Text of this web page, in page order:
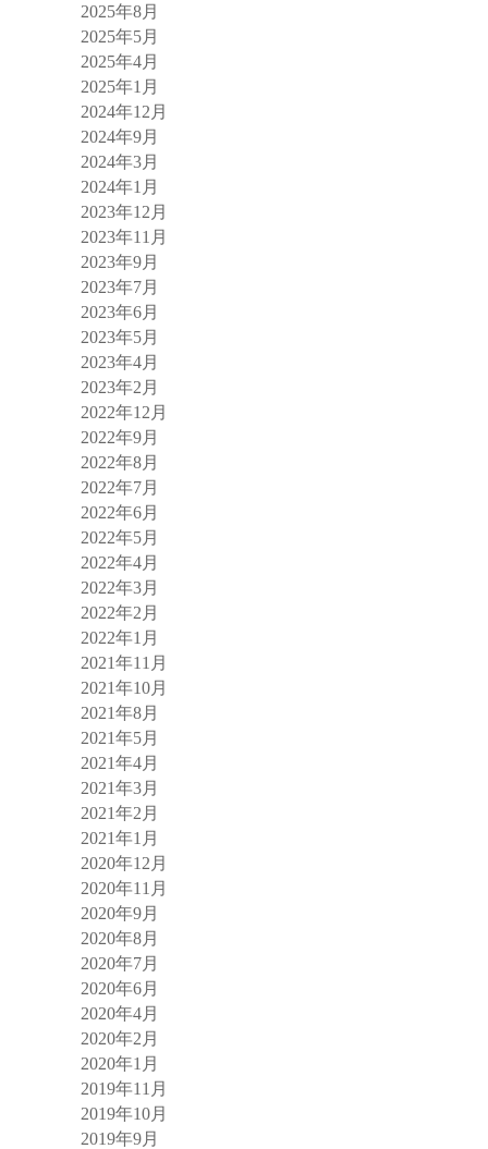
2025年8月
2025年5月
2025年4月
2025年1月
2024年12月
2024年9月
2024年3月
2024年1月
2023年12月
2023年11月
2023年9月
2023年7月
2023年6月
2023年5月
2023年4月
2023年2月
2022年12月
2022年9月
2022年8月
2022年7月
2022年6月
2022年5月
2022年4月
2022年3月
2022年2月
2022年1月
2021年11月
2021年10月
2021年8月
2021年5月
2021年4月
2021年3月
2021年2月
2021年1月
2020年12月
2020年11月
2020年9月
2020年8月
2020年7月
2020年6月
2020年4月
2020年2月
2020年1月
2019年11月
2019年10月
2019年9月